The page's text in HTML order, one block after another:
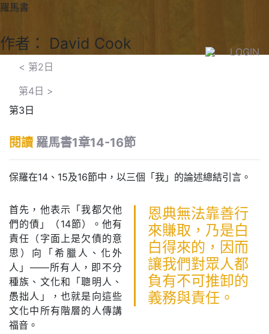
LOGIN
羅馬書
作者： David Cook
< 第2日
第4日 >
第3日
閱讀 羅馬書1章14-16節
保羅在14、15及16節中，以三個「我」的論述總結引言。
恩典無法靠善行
來賺取，乃是白
白得來的，因而
讓我們對眾人都
負有不可推卸的
義務與責任。
首先，他表示「我都欠他
們的債」（14節）。他有
責任（字面上是欠債的意
思）向「希臘人、化外
人」——所有人，即不分
種族、文化和「聰明人、
愚拙人」，也就是向這些
文化中所有階層的人傳講
福音。